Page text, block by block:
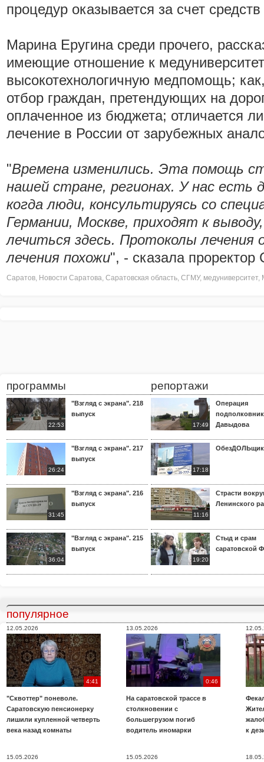
процедур оказывается за счет
Марина Еругина среди прочего,
имеющие отношение к
высокотехнологичную медпомощь;
отбор граждан, претендующих на
оплаченное из бюджета; отличается
лечение в России от зарубежных
"Времена изменились. Эта помощь
нашей стране, регионах. У нас есть
когда люди, консультируясь со
Германии, Москве, приходят к
лечиться здесь. Протоколы лечения
лечения похожи", - сказала
Саратов, Новости Саратова, Саратовская область, СГМУ, медуниверситет,
программы
22:53
"Взгляд с экрана". 218
выпуск
26:24
"Взгляд с экрана". 217
выпуск
31:45
"Взгляд с экрана". 216
выпуск
36:04
"Взгляд с экрана". 215
выпуск
репортажи
17:49
Операция
Давыдова
17:18
11:16
Страсти
Ленинского
19:20
Стыд и срам
саратовской
популярное
12.05.2026
4:41
"Сквоттер" поневоле.
Саратовскую пенсионерку
лишили купленной четверть
века назад комнаты
13.05.2026
0:46
На саратовской трассе в
столкновении с
большегрузом погиб
водитель иномарки
к
15.05.2026 15.05.2026